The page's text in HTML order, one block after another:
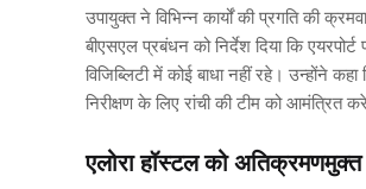
उपायुक्त ने विभिन्न कार्यों की प्रगति की
बीएसएल प्रबंधन को निर्देश दिया कि
विजिब्लिटी में कोई बाधा नहीं रहे। उन्होंने
निरीक्षण के लिए रांची की टीम को आमंत्रित
एलोरा हॉस्टल को